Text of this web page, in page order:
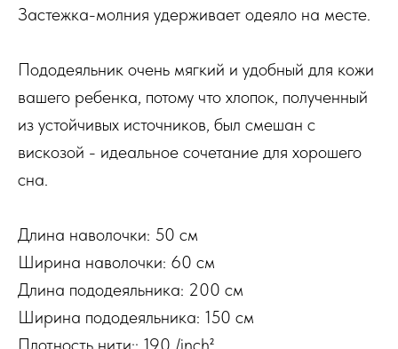
Застежка-молния удерживает одеяло на месте.
Пододеяльник очень мягкий и удобный для кожи
вашего ребенка, потому что хлопок, полученный
из устойчивых источников, был смешан с
вискозой - идеальное сочетание для хорошего
сна.
Длина наволочки: 50 см
Ширина наволочки: 60 см
Длина пододеяльника: 200 см
Ширина пододеяльника: 150 см
Плотность нити:: 190 /inch²